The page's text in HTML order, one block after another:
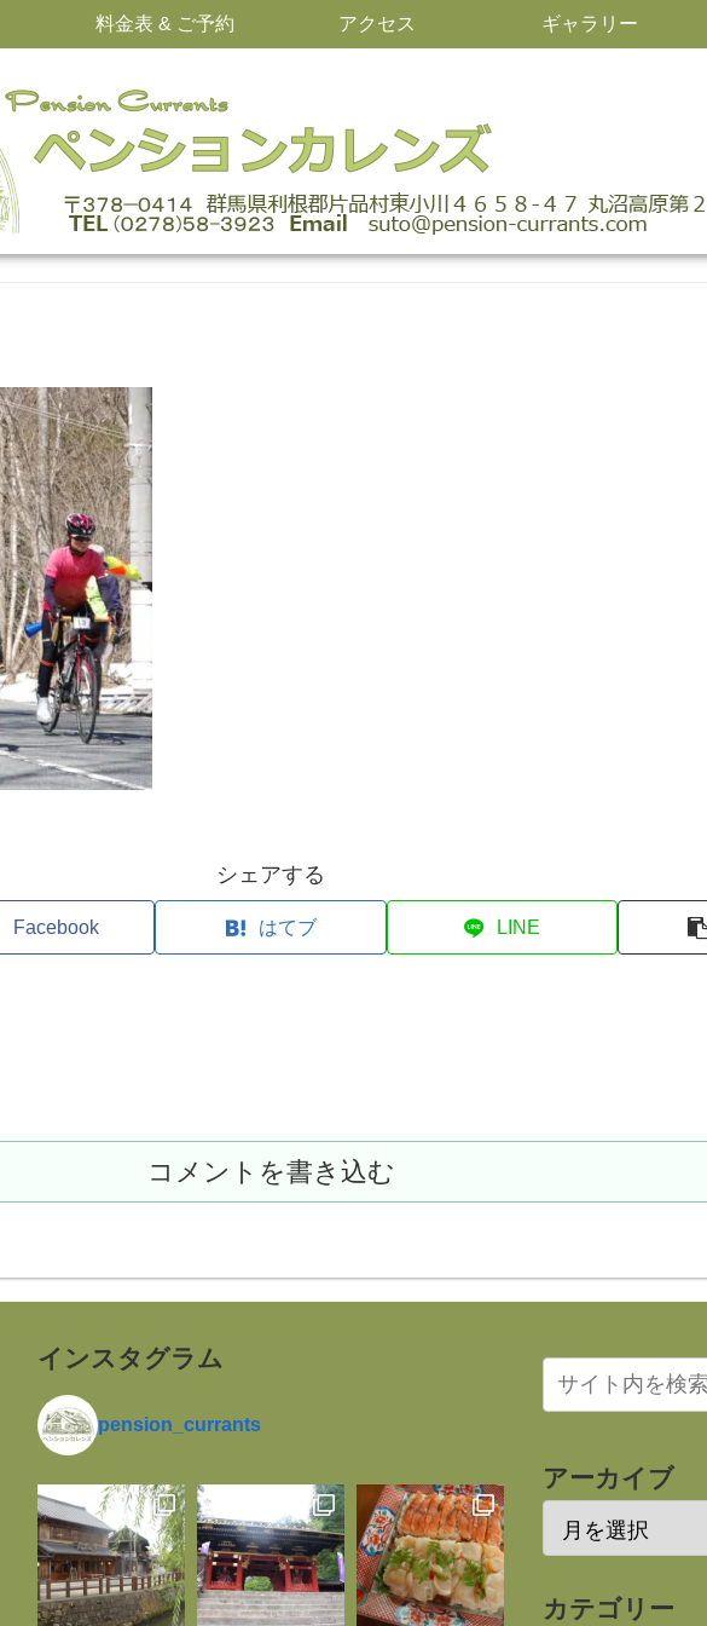
料金表 & ご予約 アクセス ギャラリー
シェアする
Facebook はてブ LINE
コメントを書き込む
インスタグラム
pension_currants
アーカイブ
カテゴリー